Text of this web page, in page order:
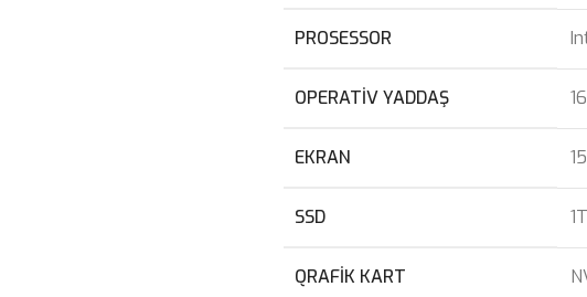
PROSESSOR
OPERATIV YADDAŞ
EKRAN
SSD
QRAFIK KART